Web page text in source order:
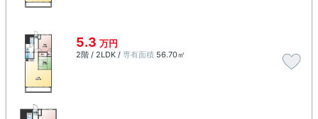
5.3 万円
2階 / 2LDK / 専有面積 56.70㎡